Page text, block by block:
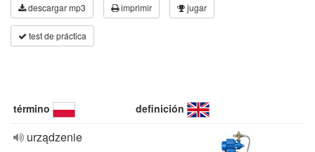
descargar mp3 imprimir jugar
test de práctica
término definición
urządzenie